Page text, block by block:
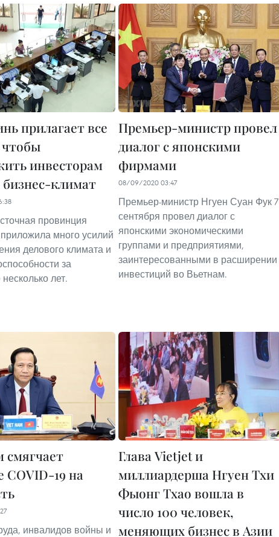
прилагает все
чтобы
инвесторам
климат
провинция
много усилий
делового климата и
за
лет.
Премьер-министр провел
диалог с японскими
фирмами
08/09/2020 03:47
Премьер-министр Нгуен Суан Фук 7
сентября провел диалог с
японскими экономическими
группами и предприятиями,
заинтересованными в расширении
инвестиций во Вьетнам.
смягчает
COVID-19 на
инвалидов войны и
Глава Vietjet и
миллиардерша Нгуен Тхи
Фыонг Тхао вошла в
число 100 человек,
меняющих бизнес в Азии